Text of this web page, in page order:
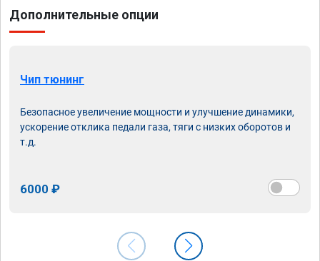
Дополнительные опции
Чип тюнинг
Безопасное увеличение мощности и улучшение динамики,
ускорение отклика педали газа, тяги с низких оборотов и
т.д.
6000 ₽